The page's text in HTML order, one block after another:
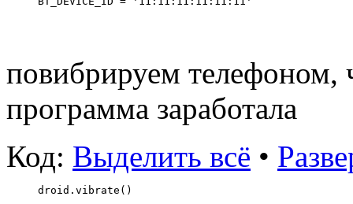
повибрируем телефоном,
программа заработала
Код: Выделить всё •
droid.vibrate()